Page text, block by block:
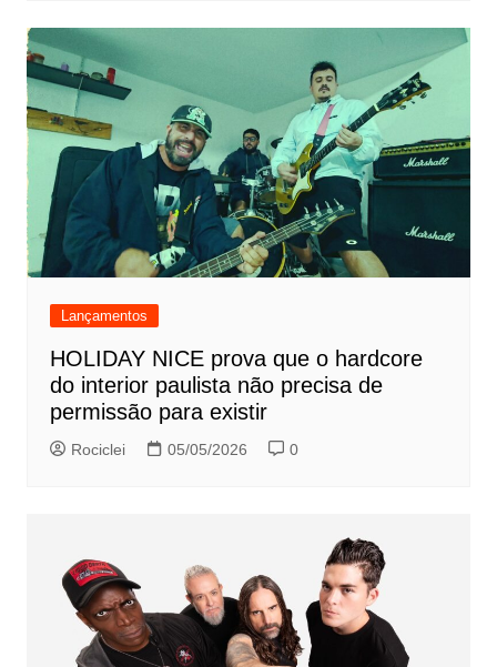
Lançamentos
HOLIDAY NICE prova que o hardcore
do interior paulista não precisa de
permissão para existir
Rociclei 05/05/2026 0